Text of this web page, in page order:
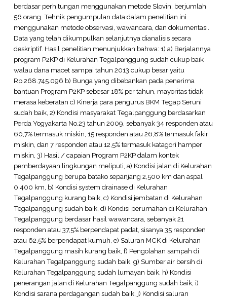
berdasar perhitungan menggunakan metode Slovin, berjumlah
56 orang. Tehnik pengumpulan data dalam penelitian ini
menggunakan metode observasi, wawancara, dan dokumentasi.
Data yang telah dikumpulkan selanjutnya dianalisis secara
deskriptif. Hasil penelitian menunjukkan bahwa: 1) a) Berjalannya
program P2KP di Kelurahan Tegalpanggung sudah cukup baik
walau dana macet sampai tahun 2013 cukup besar yaitu
Rp.268.745.096 b) Bunga yang dibebankan pada penerima
bantuan Program P2KP sebesar 18% per tahun, mayoritas tidak
merasa keberatan c) Kinerja para pengurus BKM Tegap Seruni
sudah baik, 2) Kondisi masyarakat Tegalpanggung berdasarkan
Perda Yogyakarta No.23 tahun 2009, sebanyak 34 responden atau
60,7% termasuk miskin, 15 responden atau 26,8% termasuk fakir
miskin, dan 7 responden atau 12,5% termasuk katagori hamper
miskin, 3) Hasil / capaian Program P2KP dalam kontek
pemberdayaan lingkungan meliputi, a) Kondisi jalan di Kelurahan
Tegalpanggung berupa batako sepanjang 2,500 km dan aspal
0,400 km, b) Kondisi system drainase di Kelurahan
Tegalpanggung kurang baik, c) Kondisi jembatan di Kelurahan
Tegalpanggung sudah baik, d) Kondisi perumahan di Kelurahan
Tegalpanggung berdasar hasil wawancara, sebanyak 21
responden atau 37,5% berpendapat padat, sisanya 35 responden
atau 62,5% berpendapat kumuh, e) Saluran MCK di Kelurahan
Tegalpanggung masih kurang baik, f) Pengolahan sampah di
Kelurahan Tegalpanggung sudah baik, g) Sumber air bersih di
Kelurahan Tegalpanggung sudah lumayan baik, h) Kondisi
penerangan jalan di Kelurahan Tegalpanggung sudah baik, i)
Kondisi sarana perdagangan sudah baik, j) Kondisi saluran